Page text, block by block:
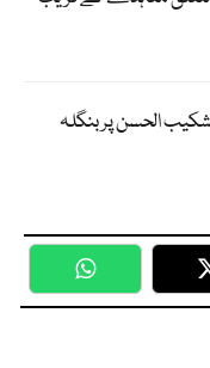
الحسن پر بنگلہ
WhatsApp